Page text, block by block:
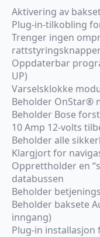
Aktivering av
Plug-in-tilkobling
Trenger ingen
Oppdaterbar
UP)
Varselsklokke
Beholder OnStar®
Beholder Bose
10 Amp 12-volts
Beholder alle
Klargjort for
Opprettholder en
databussen
Beholder
Beholder baksete
inngang)
Plug-in